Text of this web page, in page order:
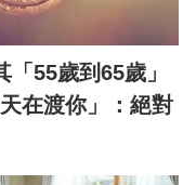
55歲到65歲」
在渡你」：絕對